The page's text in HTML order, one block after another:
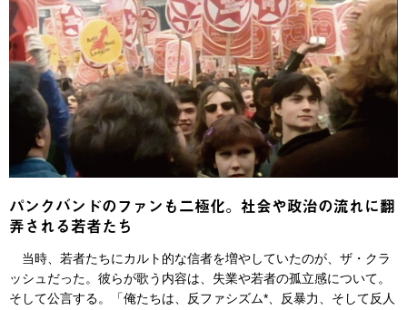
パンクバンドのファンも二極化。社会や政治の流れに翻
弄される若者たち
当時、若者たちにカルト的な信者を増やしていたのが、ザ・クラ
ッシュだった。彼らが歌う内容は、失業や若者の孤立感について。
そして公言する。「俺たちは、反ファシズム*、反暴力、そして反人